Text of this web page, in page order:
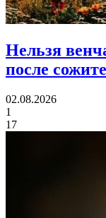
Нельзя
после
02.08.2026
1
17